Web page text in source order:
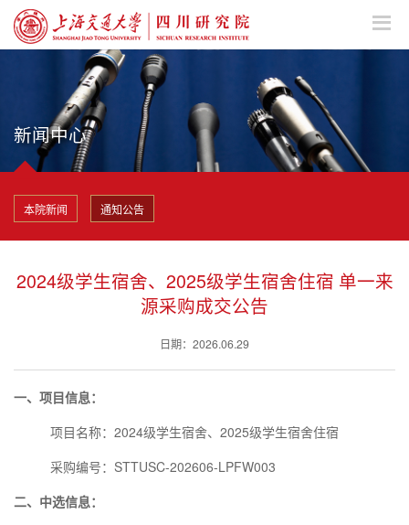
新闻中心
本院新闻 通知公告
2024级学生宿舍、2025级学生宿舍住宿 单一来
源采购成交公告
日期：2026.06.29
一、项目信息：
项目名称：2024级学生宿舍、2025级学生宿舍住宿
采购编号：STTUSC-202606-LPFW003
二、中选信息：